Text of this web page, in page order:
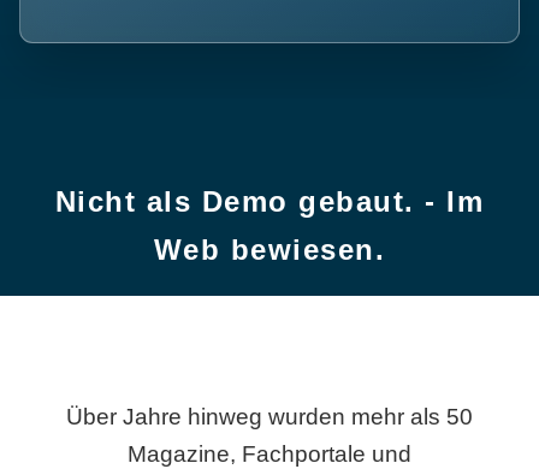
Nicht als Demo gebaut. - Im
Web bewiesen.
Über Jahre hinweg wurden mehr als 50
Magazine, Fachportale und